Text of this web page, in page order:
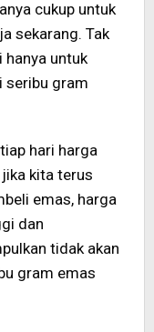
cukup untuk
sekarang. Tak
hanya untuk
seribu gram
hari harga
kita terus
emas, harga
dan
tidak akan
gram emas